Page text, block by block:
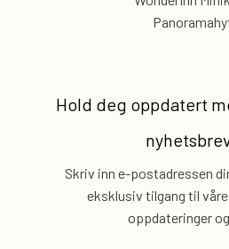
Hold deg oppdatert
Skriv inn e-postadressen
eksklusiv tilgang til
oppdateringer